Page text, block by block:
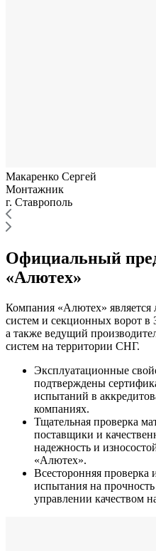
Макаренко Сергей
Монтажник
г. Ставрополь
Официальный
«Алютех»
Компания «Алютех»
систем и секционных ворот
а также ведущий
систем на территории СНГ.
Эксплуатационные
подтверждены
испытаний в
компаниях.
Тщательная проверка
поставщики и
надежность и
«Алютех».
Всесторонняя проверка
испытания на
управлении качеством